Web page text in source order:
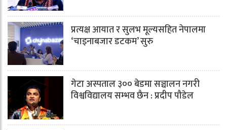
प्रत्यक्ष आयात र सुलभ मूल्यसहित नेपालमा
‘चाइनाबजार डटकम’ सुरु
गेटा अस्पताल ३०० बेडमा सञ्चालन नगरी
विश्वविद्यालय सम्भव छैन : प्रदीप पौडेल